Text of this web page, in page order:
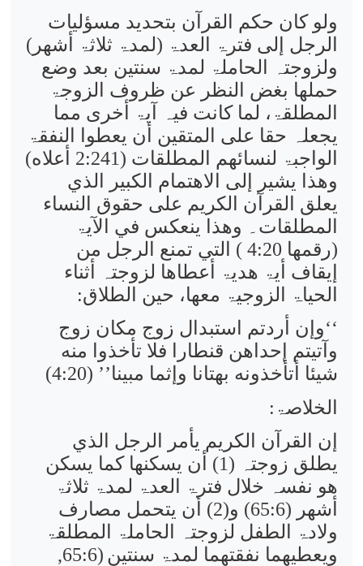
ولو کان حکم القرآن بتحدید مسؤلیات
الرجل إلی فترۃ العدۃ (لمدۃ ثلاثۃ أشھر)
ولزوجتہ الحاملۃ لمدۃ سنتین بعد وضع
حملھا بغض النظر عن ظروف الزوجۃ
المطلقۃ، لما کانت فیہ آیۃ أخری مما
یجعلہ حقا علی المتقین أن یعطوا النفقۃ
الواجبۃ لنسائھم المطلقات (2:241 أعلاه)
وھذا یشیر إلی الاھتمام الکبیر الذي
یعلق القرآن الکریم علی حقوق النساء
المطلقات۔ وھذا ینعکس في الآیۃ
(رقمھا 4:20 ) التي تمنع الرجل من
إیقاف أیۃ ھدیۃ أعطاھا لزوجتہ أثناء
الحیاۃ الزوجیۃ معھا، حین الطلاق:
‘‘وإن أردتم استبدال زوج مكان زوج
وآتيتم إحداهن قنطارا فلا تأخذوا منه
شيئا أتأخذونه بهتانا وإثما مبينا’’ (4:20)
الخلاصۃ:
إن القرآن الکریم یأمر الرجل الذي
یطلق زوجتہ (1) أن یسکنھا کما یسکن
ھو نفسہ خلال فترۃ العدۃ لمدۃ ثلاثۃ
أشھر (65:6)
و(2) أن یتحمل مصارف
ولادۃ الطفل لزوجتہ الحاملۃ المطلقۃ
ویعطیھما نفقتھما لمدۃ سنتین
(65:6,